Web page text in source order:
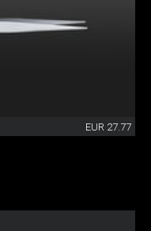
EUR 27.77